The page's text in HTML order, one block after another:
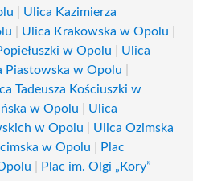
Ulica Kazimierza
Ulica Krakowska w Opolu
w Opolu
Ulica
Piastowska w Opolu
Tadeusza Kościuszki w
w Opolu
Ulica
w Opolu
Ulica Ozimska
w Opolu
Plac
Plac im. Olgi „Kory”